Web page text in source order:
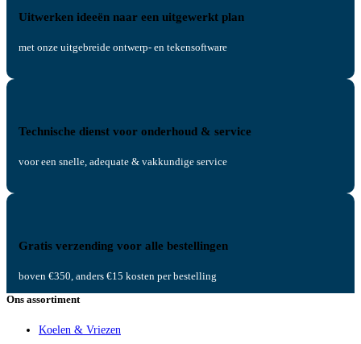
Uitwerken ideeën naar een uitgewerkt plan
met onze uitgebreide ontwerp- en tekensoftware
Technische dienst voor onderhoud & service
voor een snelle, adequate & vakkundige service
Gratis verzending voor alle bestellingen
boven €350, anders €15 kosten per bestelling
Ons assortiment
Koelen & Vriezen